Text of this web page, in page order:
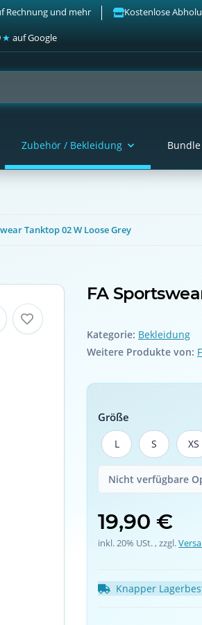
Rechnung und mehr Kostenlose
★ auf Google
Zubehör / Bekleidung Bundle
Tanktop 02 W Loose Grey
FA
Kategorie: Bekleidung
Weitere Produkte von:
Größe
L
L S
S XS
XS
Nicht verfügbare
19,90 €
inkl. 20% USt. , zzgl.
Knapper